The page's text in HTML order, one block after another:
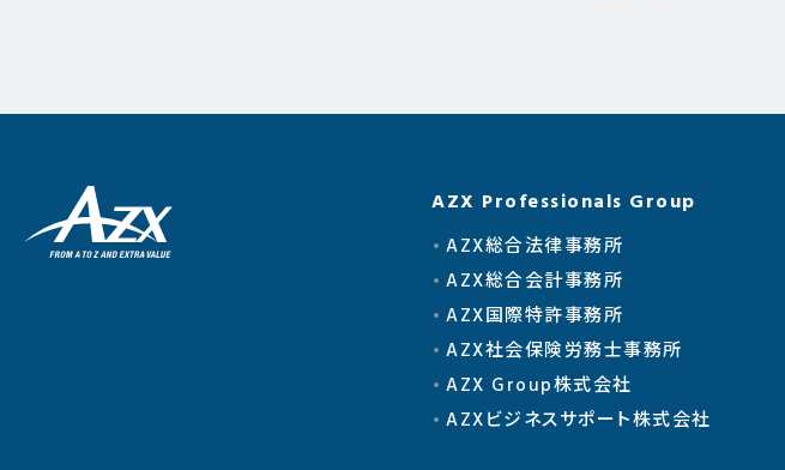
AZX Professionals Group
AZX総合法律事務所
AZX総合会計事務所
AZX国際特許事務所
AZX社会保険労務士事務所
AZX Group株式会社
AZXビジネスサポート株式会社